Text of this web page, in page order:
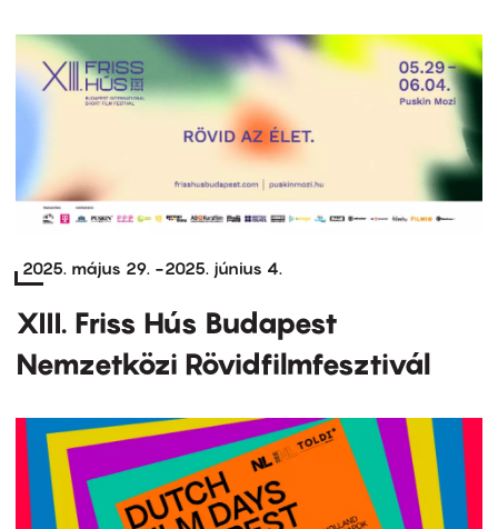
2025. május 29. -2025. június 4.
XIII. Friss Hús Budapest
Nemzetközi Rövidfilmfesztivál